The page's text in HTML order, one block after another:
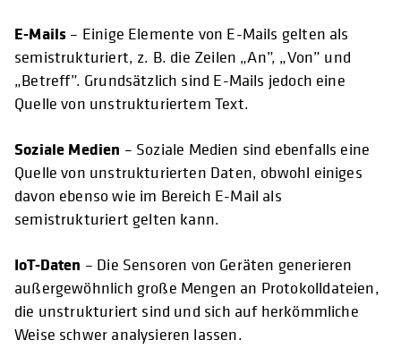
E-Mails – Einige Elemente von E-Mails gelten als
semistrukturiert, z. B. die Zeilen „An”, „Von” und
„Betreff”. Grundsätzlich sind E-Mails jedoch eine
Quelle von unstrukturiertem Text.
Soziale Medien – Soziale Medien sind ebenfalls eine
Quelle von unstrukturierten Daten, obwohl einiges
davon ebenso wie im Bereich E-Mail als
semistrukturiert gelten kann.
IoT-Daten – Die Sensoren von Geräten generieren
außergewöhnlich große Mengen an Protokolldateien,
die unstrukturiert sind und sich auf herkömmliche
Weise schwer analysieren lassen.